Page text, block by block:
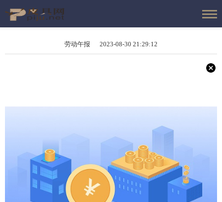
劳动午报 2023-08-30 21:29:12